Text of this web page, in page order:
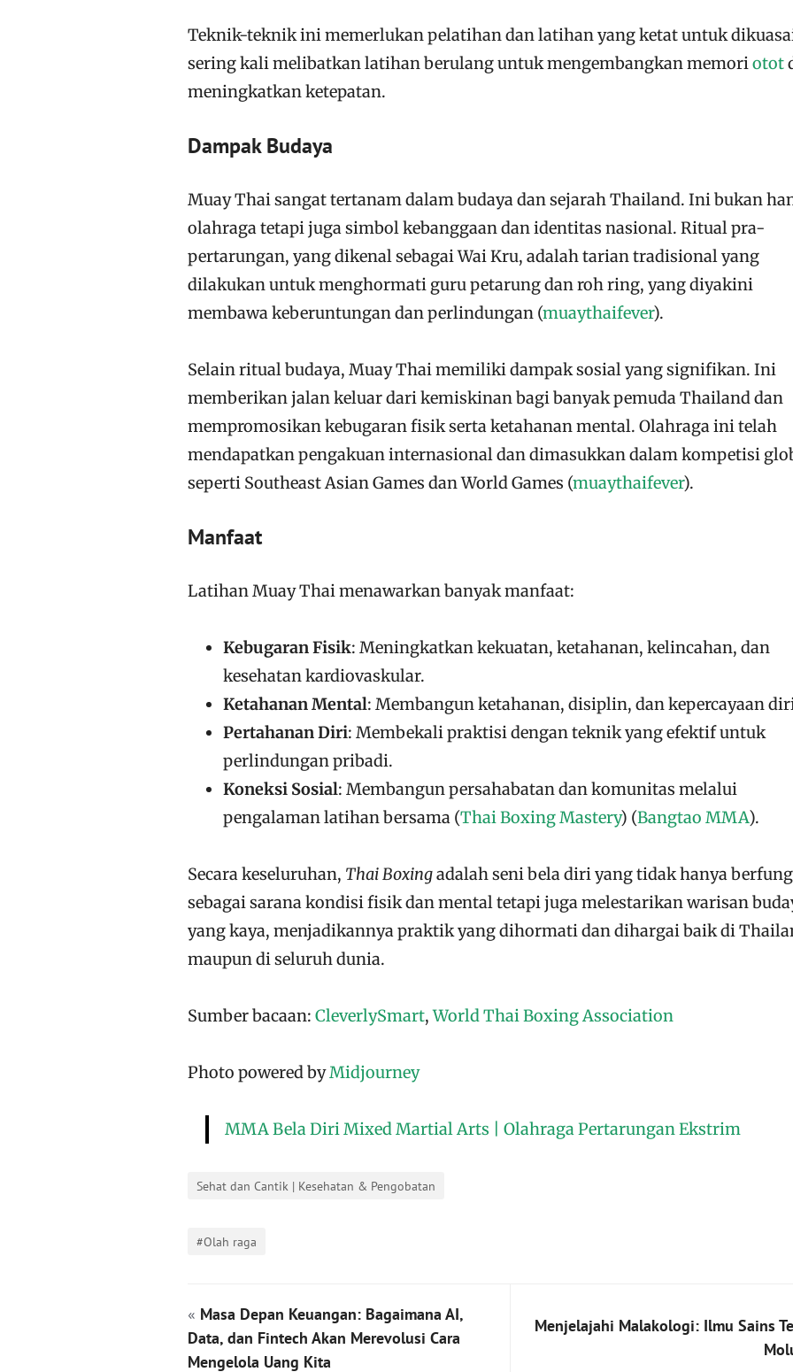
Teknik-teknik ini memerlukan pelatihan dan latihan yang ketat untuk
sering kali melibatkan latihan berulang untuk mengembangkan memoriotot
meningkatkan ketepatan.
Dampak Budaya
Muay Thai sangat tertanam dalam budaya dan sejarah Thailand. Ini bukan
olahraga tetapi juga simbol kebanggaan dan identitas nasional. Ritual pra-
pertarungan, yang dikenal sebagai Wai Kru, adalah tarian tradisional yang
dilakukan untuk menghormati guru petarung dan roh ring, yang diyakini
membawa keberuntungan dan perlindungan​ (muaythaifever)​.
Selain ritual budaya, Muay Thai memiliki dampak sosial yang signifikan. Ini
memberikan jalan keluar dari kemiskinan bagi banyak pemuda Thailand dan
mempromosikan kebugaran fisik serta ketahanan mental. Olahraga ini telah
mendapatkan pengakuan internasional dan dimasukkan dalam kompetisi
seperti Southeast Asian Games dan World Games​ (muaythaifever)​.
Manfaat
Latihan Muay Thai menawarkan banyak manfaat:
Kebugaran Fisik: Meningkatkan kekuatan, ketahanan, kelincahan, dan
kesehatan kardiovaskular.
Ketahanan Mental: Membangun ketahanan, disiplin, dan kepercayaan
Pertahanan Diri: Membekali praktisi dengan teknik yang efektif untuk
perlindungan pribadi.
Koneksi Sosial: Membangun persahabatan dan komunitas melalui
pengalaman latihan bersama​ (Thai Boxing Mastery) (Bangtao MMA)​.
Secara keseluruhan, Thai Boxingadalah seni bela diri yang tidak hanya
sebagai sarana kondisi fisik dan mental tetapi juga melestarikan warisan
yang kaya, menjadikannya praktik yang dihormati dan dihargai baik di
maupun di seluruh dunia.
Sumber bacaan: CleverlySmart,World Thai Boxing Association
Photo powered byMidjourney
MMA Bela Diri Mixed Martial Arts | Olahraga Pertarungan Ekstrim
Sehat dan Cantik | Kesehatan & Pengobatan
#Olah raga
« Masa Depan Keuangan: Bagaimana AI,
Data, dan Fintech Akan Merevolusi Cara
Mengelola Uang Kita
Menjelajahi Malakologi: Ilmu Sains